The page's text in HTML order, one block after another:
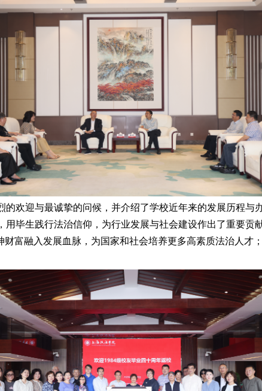
欢迎与最诚挚的问候，并介绍了学校近年来的发展历程与
毕生践行法治信仰，为行业发展与社会建设作出了重要
富融入发展血脉，为国家和社会培养更多高素质法治人才